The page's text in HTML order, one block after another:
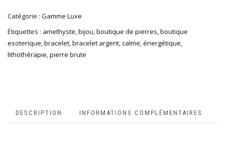
Catégorie : Gamme Luxe
Étiquettes : amethyste,bijou,boutique de pierres,boutique
esoterique,bracelet,bracelet argent,calme,énergétique,
lithothérapie,pierre brute
DESCRIPTION INFORMATIONS COMPLÉMENTAIRES